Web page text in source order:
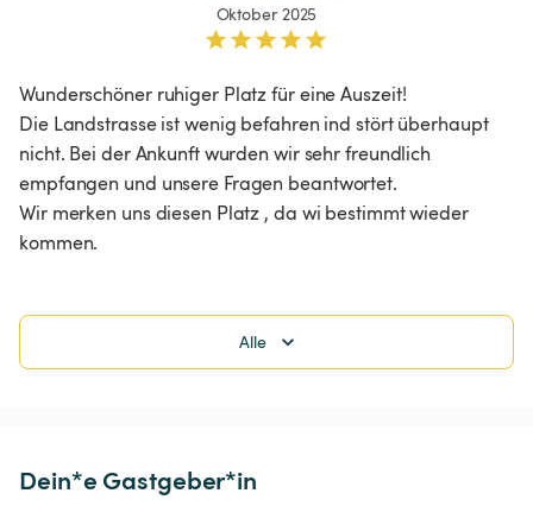
Oktober 2025
Wunderschöner ruhiger Platz für eine Auszeit!
Die Landstrasse ist wenig befahren ind stört überhaupt
nicht. Bei der Ankunft wurden wir sehr freundlich
empfangen und unsere Fragen beantwortet.
Wir merken uns diesen Platz , da wi bestimmt wieder
kommen.
Alle
Dein*e Gastgeber*in